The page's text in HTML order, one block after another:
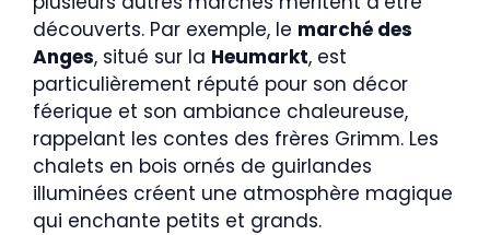
découverts. Par exemple, le marché des
Anges, situé sur la Heumarkt, est
particulièrement réputé pour son décor
féerique et son ambiance chaleureuse,
rappelant les contes des frères Grimm. Les
chalets en bois ornés de guirlandes
illuminées créent une atmosphère magique
qui enchante petits et grands.